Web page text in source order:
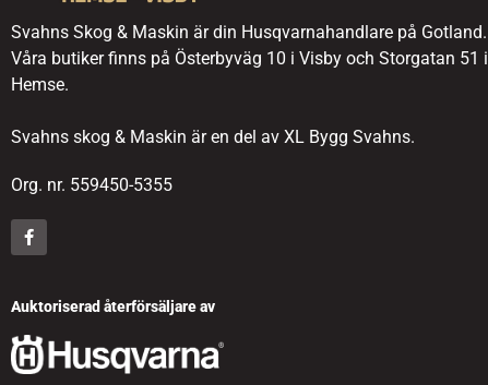
Svahns Skog & Maskin är din Husqvarnahandlare på Gotland.
Våra butiker finns på Österbyväg 10 i Visby och Storgatan 51 i
Hemse.
Svahns skog & Maskin är en del av XL Bygg Svahns.
Org. nr. 559450-5355
Auktoriserad återförsäljare av